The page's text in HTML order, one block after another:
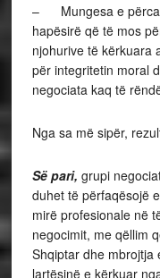
– Mungesa e
hapësirë që të mos
njohurive të kërkuara
për integritetin moral
negociata kaq të
Nga sa më sipër,
Së pari, grupi
duhet të përfaqësojë
mirë profesionale në
negocimit, me qëllim
Shqiptar dhe mbrojtja
lartësinë e kërkuar